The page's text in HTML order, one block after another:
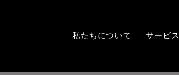
私たちについて サービス